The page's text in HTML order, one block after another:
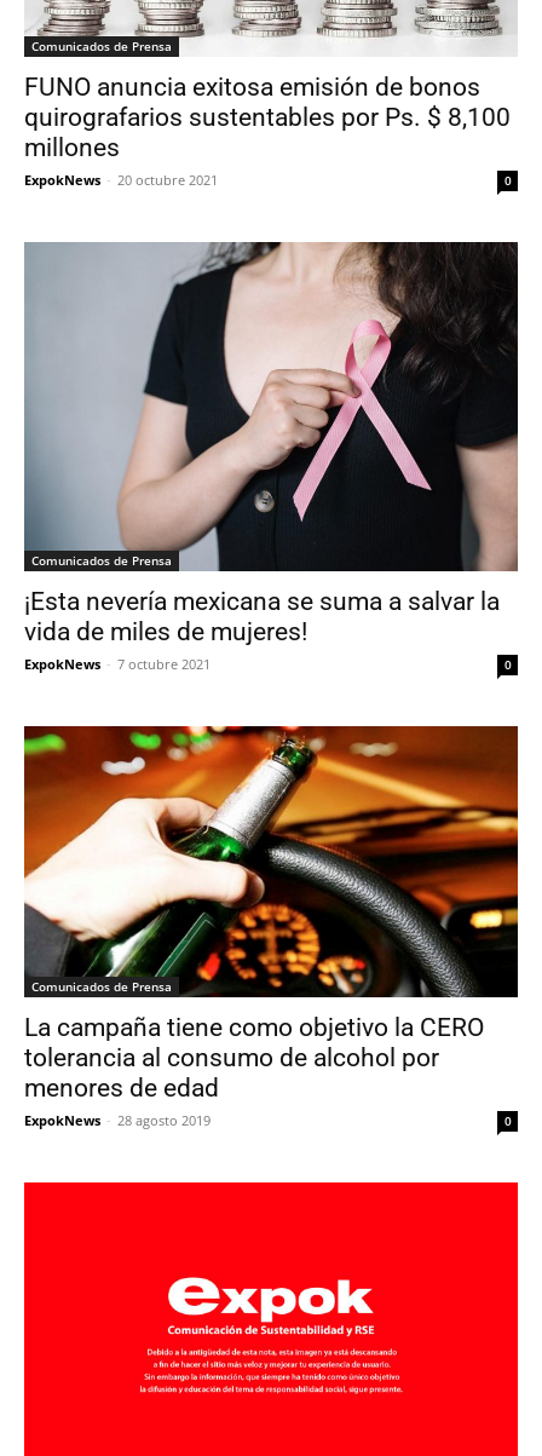
Comunicados de Prensa
FUNO anuncia exitosa emisión de bonos
quirografarios sustentables por Ps. $ 8,100
millones
ExpokNews - 20 octubre 2021 0
Comunicados de Prensa
¡Esta nevería mexicana se suma a salvar la
vida de miles de mujeres!
ExpokNews - 7 octubre 2021 0
Comunicados de Prensa
La campaña tiene como objetivo la CERO
tolerancia al consumo de alcohol por
menores de edad
ExpokNews - 28 agosto 2019 0